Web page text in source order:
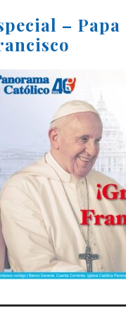
– Papa